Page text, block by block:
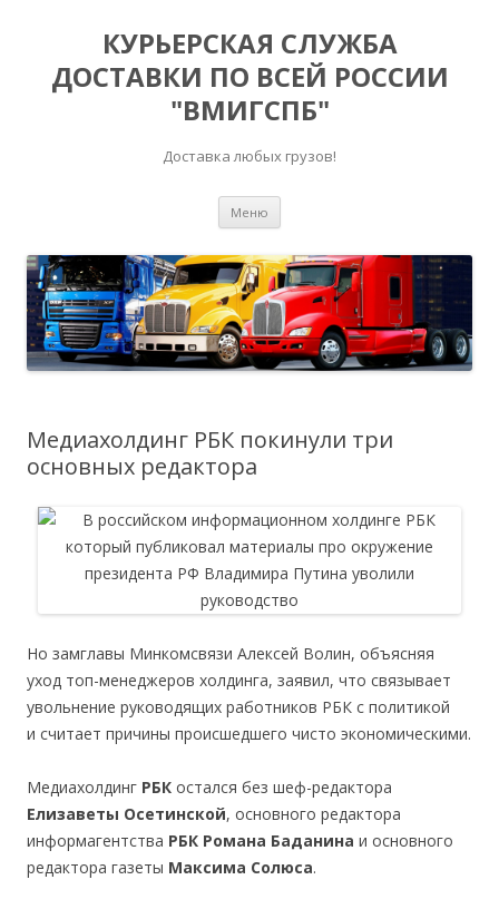
КУРЬЕРСКАЯ СЛУЖБА
ДОСТАВКИ ПО ВСЕЙ РОССИИ
"ВМИГСПБ"
Доставка любых грузов!
Меню
Медиахолдинг РБК покинули три
основных редактора
Но замглавы Минкомсвязи Алексей Волин, объясняя
уход топ-менеджеров холдинга, заявил, что связывает
увольнение руководящих работников РБК с политикой
и считает причины происшедшего чисто экономическими.
Медиахолдинг РБК остался без шеф-редактора
Елизаветы Осетинской, основного редактора
информагентства РБК Романа Баданина и основного
редактора газеты Максима Солюса.